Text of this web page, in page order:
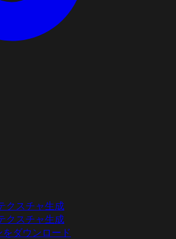
クスチャ生成
クスチャ生成
ダウンロード